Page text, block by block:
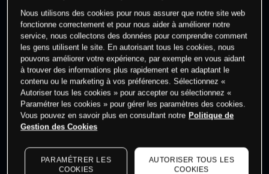
0% des clients ont une position àsur
cet actif
Commencez à trader
Les prix sont indicatifs. Connectez-vous
dernières données du marché.
Log into see latest
Nous utilisons des cookies pour nous assurer que notre site web
fonctionne correctement et pour nous aider à améliorer notre
service, nous collectons des données pour comprendre comment
les gens utilisent le site. En autorisant tous les cookies, nous
pouvons améliorer votre expérience, par exemple en vous aidant
à trouver des informations plus rapidement et en adaptant le
contenu ou le marketing à vos préférences. Sélectionnez «
Autoriser tous les cookies » pour accepter ou sélectionnez «
Paramétrer les cookies » pour gérer les paramètres des cookies.
Vous pouvez en savoir plus en consultant notre Politique de
Gestion des Cookies
PARAMÉTRER LES
COOKIES
AUTORISER TOUS LES
COOKIES